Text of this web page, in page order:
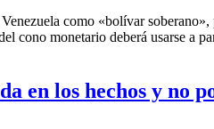
como «bolívar
cono monetario deberá usarse a
en los hechos y no